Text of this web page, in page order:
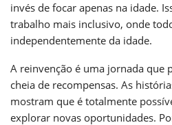
invés de focar apenas na idade.
trabalho mais inclusivo, onde
independentemente da idade.
A reinvenção é uma jornada que
cheia de recompensas. As
mostram que é totalmente
explorar novas oportunidades.